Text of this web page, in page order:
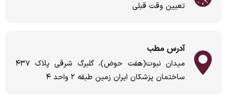
تعیین وقت قبلی
آدرس مطب
میدان نبوت(هفت حوض)، گلبرگ شرقی پلاک ۴۳۷
ساختمان پزشکان ایران زمین طبقه ۲ واحد ۴